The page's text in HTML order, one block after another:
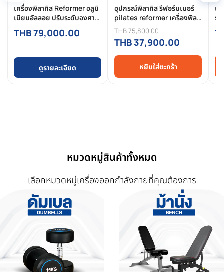
เครื่องพิลาทิส Reformer อลูมิ
เนียมอัลลอย ปรับระดับองศา
เสริมประสิทธิภาพการฝึกพิลา
ทิส
THB 79,000.00
ดูรายละเอียด
อุปกรณ์พิลาทิส รีฟอร์มเมอร์
pilates reformer เครื่องพิลา
ทิสฝึกความยืดหยุ่น (อลูมิ
THB 75,800.00
THB 37,900.00
หยิบใส่ตะกร้า
เ
ร
หมวดหมู่สินค้าทั้งหมด
เลือกหมวดหมู่เครื่องออกกำลังกายที่คุณต้องการ